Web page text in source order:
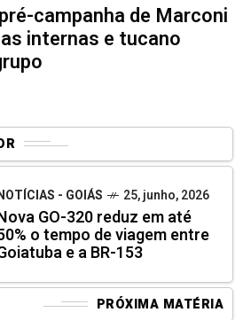
campanha de Marconi
internas e tucano
- GOIÁS 25, junho, 2026
GO-320 reduz em até
o tempo de viagem entre
e a BR-153
PRÓXIMA MATÉRIA